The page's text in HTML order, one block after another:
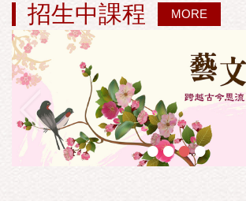
招生中課程 MORE
••••